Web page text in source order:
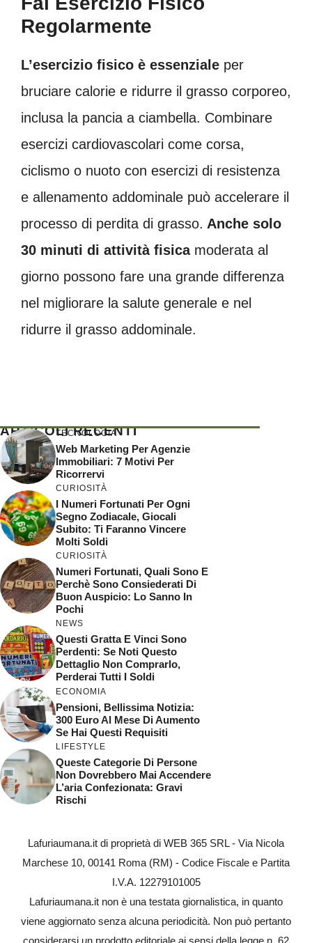
Regolarmente
L’esercizio fisico è essenziale per
bruciare calorie e ridurre il grasso corporeo,
inclusa la pancia a ciambella. Combinare
esercizi cardiovascolari come corsa,
ciclismo o nuoto con esercizi di resistenza
e allenamento addominale può accelerare il
processo di perdita di grasso. Anche solo
30 minuti di attività fisicamoderata al
giorno possono fare una grande differenza
nel migliorare la salute generale e nel
ridurre il grasso addominale.
ARTICOLI RECENTI
TECNOLOGIA
Web Marketing Per Agenzie
Immobiliari: 7 Motivi Per
Ricorrervi
CURIOSITÀ
I Numeri Fortunati Per Ogni
Segno Zodiacale, Giocali
Subito: Ti Faranno Vincere
Molti Soldi
CURIOSITÀ
Numeri Fortunati, Quali Sono E
Perchè Sono Consiederati Di
Buon Auspicio: Lo Sanno In
Pochi
NEWS
Questi Gratta E Vinci Sono
Perdenti: Se Noti Questo
Dettaglio Non Comprarlo,
Perderai Tutti I Soldi
ECONOMIA
Pensioni, Bellissima Notizia:
300 Euro Al Mese Di Aumento
Se Hai Questi Requisiti
LIFESTYLE
Queste Categorie Di Persone
Non Dovrebbero Mai Accendere
L’aria Confezionata: Gravi
Rischi
Lafuriaumana.it di proprietà di WEB 365 SRL - Via Nicola
Marchese 10, 00141 Roma (RM) - Codice Fiscale e Partita
I.V.A. 12279101005
Lafuriaumana.it non è una testata giornalistica, in quanto
viene aggiornato senza alcuna periodicità. Non può pertanto